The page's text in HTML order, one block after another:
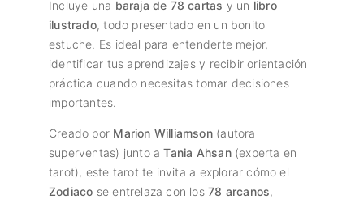
Incluye una baraja de 78 cartas y un libro
ilustrado, todo presentado en un bonito
estuche. Es ideal para entenderte mejor,
identificar tus aprendizajes y recibir orientación
práctica cuando necesitas tomar decisiones
importantes.
Creado por Marion Williamson(autora
superventas) junto aTania Ahsan(experta en
tarot), este tarot te invita a explorar cómo el
Zodiaco se entrelaza con los78 arcanos,